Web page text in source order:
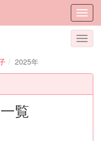
2025年
覧